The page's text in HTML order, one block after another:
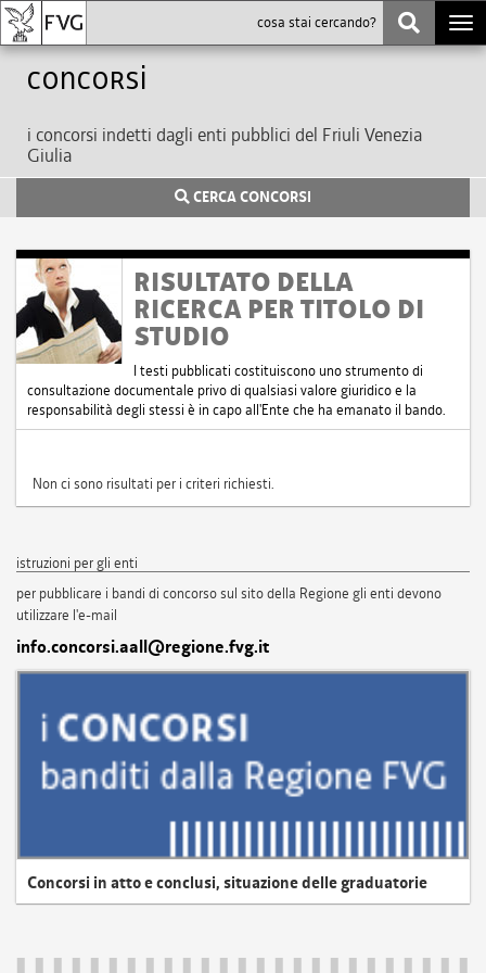
Concorsi
i concorsi indetti dagli enti pubblici del Friuli Venezia
Giulia
CERCA CONCORSI
RISULTATO DELLA
RICERCA PER TITOLO DI
STUDIO
I testi pubblicati costituiscono uno strumento di
consultazione documentale privo di qualsiasi valore giuridico e la
responsabilità degli stessi è in capo all'Ente che ha emanato il bando.
Non ci sono risultati per i criteri richiesti.
istruzioni per gli enti
per pubblicare i bandi di concorso sul sito della Regione gli enti devono
utilizzare l'e-mail
info.concorsi.aall@regione.fvg.it
Concorsi in atto e conclusi, situazione delle graduatorie